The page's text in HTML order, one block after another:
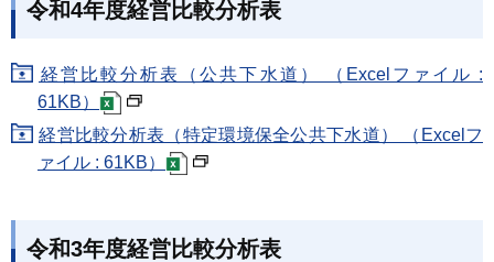
令和4年度経営比較分析表
経営比較分析表（公共下水道） （Excelファイル :
61KB）
経営比較分析表（特定環境保全公共下水道） （Excelフ
ァイル : 61KB）
令和3年度経営比較分析表